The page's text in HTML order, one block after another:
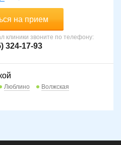
на прием
клиники звоните по телефону:
324-17-93
Люблино
Волжская